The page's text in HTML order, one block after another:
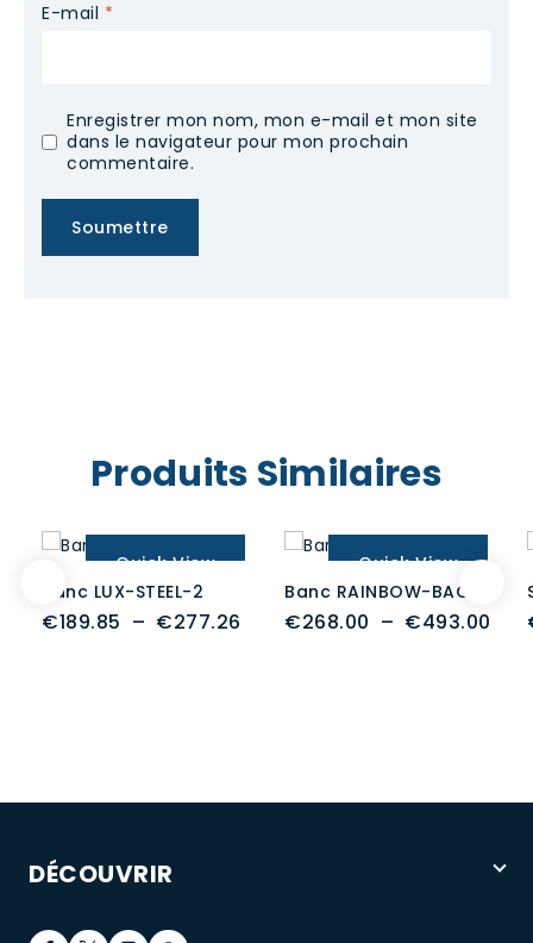
E-mail *
Enregistrer mon nom, mon e-mail et mon site
dans le navigateur pour mon prochain
commentaire.
Produits Similaires
Quick View
Banc LUX-STEEL-2
€189.85 – €277.26 Plage
Quick View
Banc RAINBOW-BACK
€268.00 – €493.00
DÉCOUVRIR